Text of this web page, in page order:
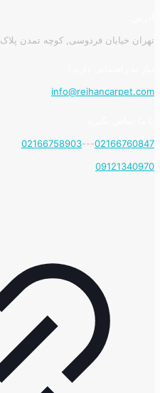
تهران خیابان فردوسی, کوچه تمدن پلاک 11 - طبقه 2 - واحد8
info@reihancarpet.com
02166760847
---
02166758903
09121340970